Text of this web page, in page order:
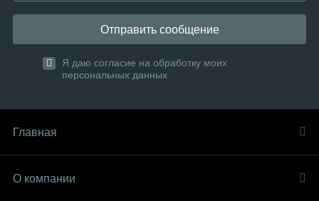
Отправить сообщение
Я даю согласие на обработку моих
персональных данных
Главная
О компании